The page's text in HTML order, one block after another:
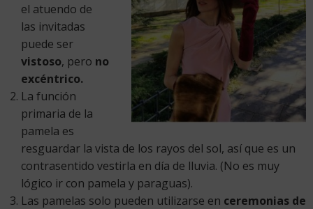
el atuendo de
las invitadas
puede ser
vistoso, pero no
excéntrico.
La función
primaria de la
pamela es
resguardar la vista de los rayos del sol, así que es un
contrasentido vestirla en día de lluvia. (No es muy
lógico ir con pamela y paraguas).
Las pamelas solo pueden utilizarse en ceremonias de